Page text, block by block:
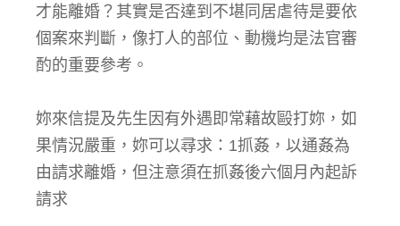
才能離婚？其實是否達到不堪同居虐待是要依
個案來判斷，像打人的部位、動機均是法官審
酌的重要參考。
妳來信提及先生因有外遇即常藉故毆打妳，如
果情況嚴重，妳可以尋求：1抓姦，以通姦為
由請求離婚，但注意須在抓姦後六個月內起訴
請求